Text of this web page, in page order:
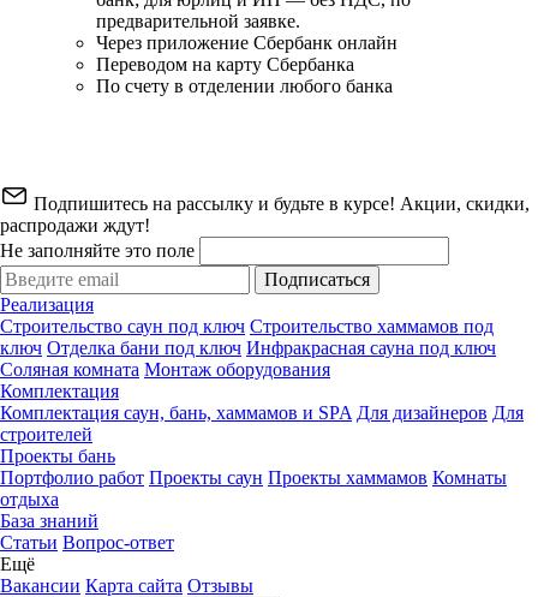
предварительной заявке.
Через приложение Сбербанк онлайн
Переводом на карту Сбербанка
По счету в отделении любого банка
Подпишитесь на рассылку и будьте в курсе! Акции, скидки,
распродажи ждут!
Не заполняйте это поле
Подписаться
Реализация
Строительство саун под ключ Строительство хаммамов под
ключ Отделка бани под ключ Инфракрасная сауна под ключ
Соляная комната Монтаж оборудования
Комплектация
Комплектация саун, бань, хаммамов и SPA Для дизайнеров Для
строителей
Проекты бань
Портфолио работ Проекты саун Проекты хаммамов Комнаты
отдыха
База знаний
Статьи Вопрос-ответ
Ещё
Вакансии Карта сайта Отзывы